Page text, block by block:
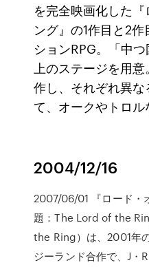
を完全映画化した
ング』の1作目と2
ションRPG。「中
上のステージを用
作し、それぞれ異
て、オークやトロ
2004/12/16
2007/06/01 『ロード・
題：The Lord of the
the Ring）は、2001年
ジーランド合作で、J・